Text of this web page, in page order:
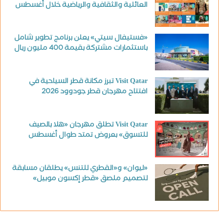
العائلية والثقافية والرياضية خلال أغسطس
«فستيفال سيتي» يعلن برنامج تطوير شامل
باستثمارات مشتركة بقيمة 400 مليون ريال
Visit Qatar تبرز مكانة قطر السياحية في
افتتاح مهرجان قطر جودوود 2026
Visit Qatar تطلق مهرجان «هلا بالصيف
للتسوق» بعروض تمتد طوال أغسطس
«ليوان» و«القطري للتنس» يطلقان مسابقة
لتصميم ملصق «قطر إكسون موبيل»